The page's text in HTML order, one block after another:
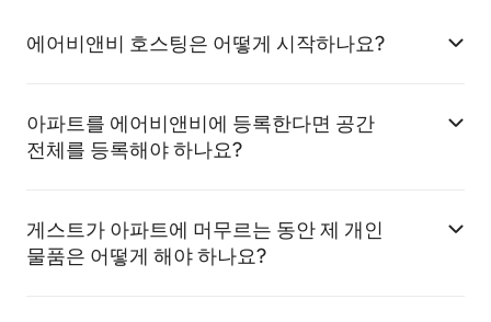
에어비앤비 호스팅은 어떻게 시작하나요?
아파트를 에어비앤비에 등록한다면 공간
전체를 등록해야 하나요?
게스트가 아파트에 머무르는 동안 제 개인
물품은 어떻게 해야 하나요?